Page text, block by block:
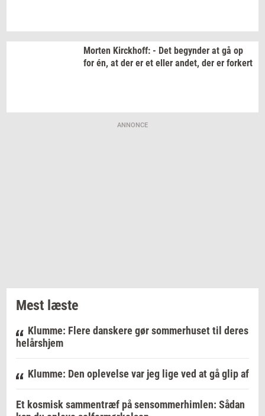
Mor­ten Kirck­hoff: - Det be­gyn­der at gå op
for én, at der er et eller andet, der er for­kert
ANNONCE
Mest læste
Klumme: Flere danskere gør sommerhuset til deres
helårshjem
Klumme: Den oplevelse var jeg lige ved at gå glip af
Et kosmisk sammentræf på sensommerhimlen: Sådan